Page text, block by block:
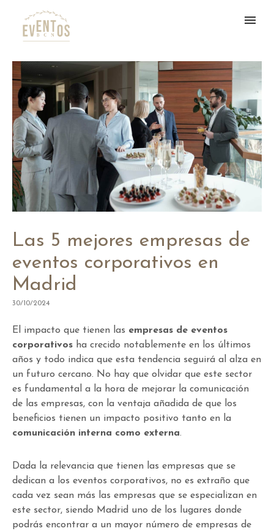
Las 5 mejores empresas de
eventos corporativos en
Madrid
30/10/2024
El impacto que tienen las empresas de eventos
corporativos ha crecido notablemente en los últimos
años y todo indica que esta tendencia seguirá al alza en
un futuro cercano. No hay que olvidar que este sector
es fundamental a la hora de mejorar la comunicación
de las empresas, con la ventaja añadida de que los
beneficios tienen un impacto positivo tanto en la
comunicación interna como externa.
Dada la relevancia que tienen las empresas que se
dedican a los eventos corporativos, no es extraño que
cada vez sean más las empresas que se especializan en
este sector, siendo Madrid uno de los lugares donde
podrás encontrar a un mayor número de empresas de